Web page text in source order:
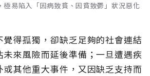
極易陷入「因病致貧、因貧致鬱」狀況惡化
覺得孤獨，卻缺乏足夠的社會連結
未來風險而延後準備；一旦遭遇疾
或其他重大事件，又因缺乏支持而